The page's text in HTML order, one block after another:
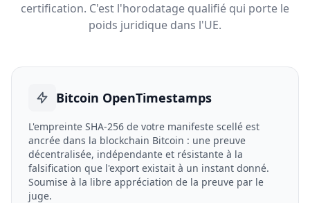
certification. C'est l'horodatage qualifié qui porte le
poids juridique dans l'UE.
Bitcoin OpenTimestamps
L'empreinte SHA-256 de votre manifeste scellé est
ancrée dans la blockchain Bitcoin : une preuve
décentralisée, indépendante et résistante à la
falsification que l'export existait à un instant donné.
Soumise à la libre appréciation de la preuve par le
juge.